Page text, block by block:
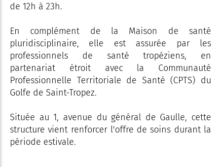
de 12h à 23h.
En complément de la Maison de santé
pluridisciplinaire, elle est assurée par les
professionnels de santé tropéziens, en
partenariat étroit avec la Communauté
Professionnelle Territoriale de Santé (CPTS) du
Golfe de Saint-Tropez.
Située au 1, avenue du général de Gaulle, cette
structure vient renforcer l'offre de soins durant la
période estivale.